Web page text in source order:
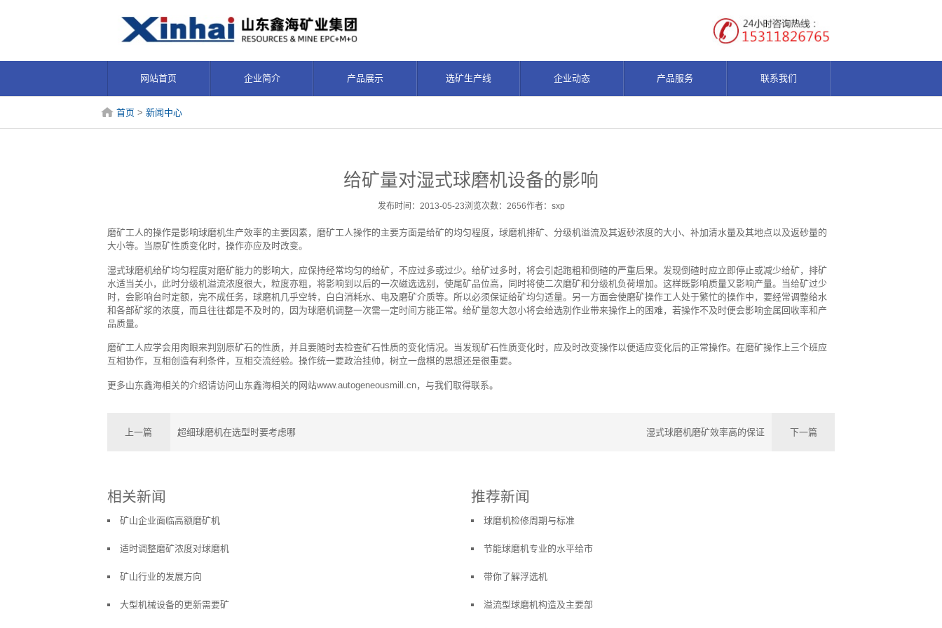
网站首页 企业简介 产品展示 选矿生产线 企业动态 产品服务 联系我们
首页> 新闻中心
给矿量对湿式球磨机设备的影响
发布时间：2013-05-23浏览次数：2656作者：sxp
磨矿工人的操作是影响球磨机生产效率的主要因素，磨矿工人操作的主要方面是给矿的均匀程度，球磨机排矿、分级机溢流及其返砂浓度的大小、补加清水量及其地点以及返砂量的
大小等。当原矿性质变化时，操作亦应及时改变。
湿式球磨机给矿均匀程度对磨矿能力的影响大，应保持经常均匀的给矿，不应过多或过少。给矿过多时，将会引起跑粗和倒碴的严重后果。发现倒碴时应立即停止或减少给矿，排矿
水适当关小，此时分级机溢流浓度很大，粒度亦粗，将影响到以后的一次磁选选别，使尾矿品位高，同时将使二次磨矿和分级机负荷增加。这样既影响质量又影响产量。当给矿过少
时，会影响台时定额，完不成任务，球磨机几乎空转，白白消耗水、电及磨矿介质等。所以必须保证给矿均匀适量。另一方面会使磨矿操作工人处于繁忙的操作中，要经常调整给水
和各部矿浆的浓度，而且往往都是不及时的，因为球磨机调整一次需一定时间方能正常。给矿量忽大忽小将会给选别作业带来操作上的困难，若操作不及时便会影响金属回收率和产
品质量。
磨矿工人应学会用肉眼来判别原矿石的性质，并且要随时去检查矿石性质的变化情况。当发现矿石性质变化时，应及时改变操作以便适应变化后的正常操作。在磨矿操作上三个班应
互相协作，互相创造有利条件，互相交流经验。操作统一要政治挂帅，树立一盘棋的思想还是很重要。
更多山东鑫海相关的介绍请访问山东鑫海相关的网站www.autogeneousmill.cn，与我们取得联系。
上一篇 超细球磨机在选型时要考虑哪 湿式球磨机磨矿效率高的保证 下一篇
相关新闻
矿山企业面临高额磨矿机
适时调整磨矿浓度对球磨机
矿山行业的发展方向
大型机械设备的更新需要矿
推荐新闻
球磨机检修周期与标准
节能球磨机专业的水平给市
带你了解浮选机
溢流型球磨机构造及主要部